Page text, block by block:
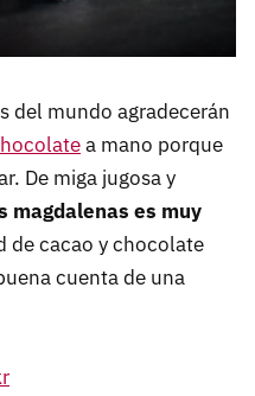
del mundo agradecerán
a mano porque
De miga jugosa y
magdalenas es muy
de cacao y chocolate
cuenta de una